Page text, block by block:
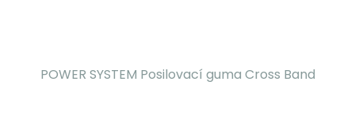
POWER SYSTEM Posilovací guma Cross Band